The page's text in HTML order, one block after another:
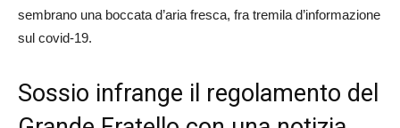
sembrano una boccata d’aria fresca, fra tremila d’informazione
sul covid-19.
Sossio infrange il regolamento del